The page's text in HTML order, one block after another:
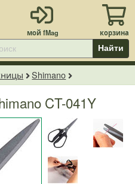
Найти
Shimano
CT-041Y